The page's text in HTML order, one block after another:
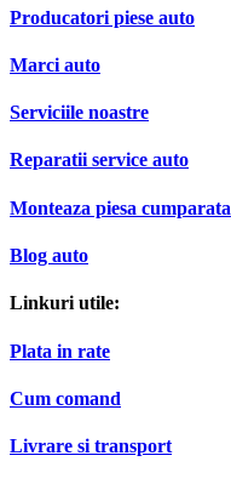
Producatori piese auto
Marci auto
Serviciile noastre
Reparatii service auto
Monteaza piesa cumparata
Blog auto
Linkuri utile:
Plata in rate
Cum comand
Livrare si transport